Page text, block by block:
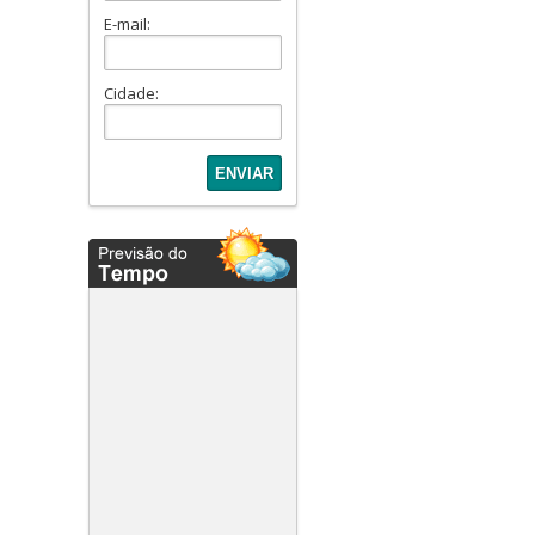
Condominio Mirante II (1)
Condomínio Nova Era (1)
Condominio Patrimonium
Condominio Porto Novo (1)
Condomínio Residencial
Condomínio Residencial
Passaredo. (2)
E-mail:
Cidade: